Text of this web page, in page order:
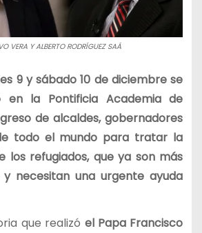
VERA Y ALBERTO RODRÍGUEZ SAÁ
9 y sábado 10 de diciembre se
en la Pontificia Academia de
de alcaldes, gobernadores
todo el mundo para tratar la
los refugiados, que ya son más
y necesitan una urgente ayuda
que realizó el Papa Francisco